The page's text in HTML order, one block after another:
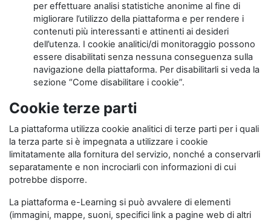
per effettuare analisi statistiche anonime al fine di
migliorare l’utilizzo della piattaforma e per rendere i
contenuti più interessanti e attinenti ai desideri
dell’utenza. I cookie analitici/di monitoraggio possono
essere disabilitati senza nessuna conseguenza sulla
navigazione della piattaforma. Per disabilitarli si veda la
sezione “Come disabilitare i cookie”.
Cookie terze parti
La piattaforma utilizza cookie analitici di terze parti per i quali
la terza parte si è impegnata a utilizzare i cookie
limitatamente alla fornitura del servizio, nonché a conservarli
separatamente e non incrociarli con informazioni di cui
potrebbe disporre.
La piattaforma e-Learning si può avvalere di elementi
(immagini, mappe, suoni, specifici link a pagine web di altri